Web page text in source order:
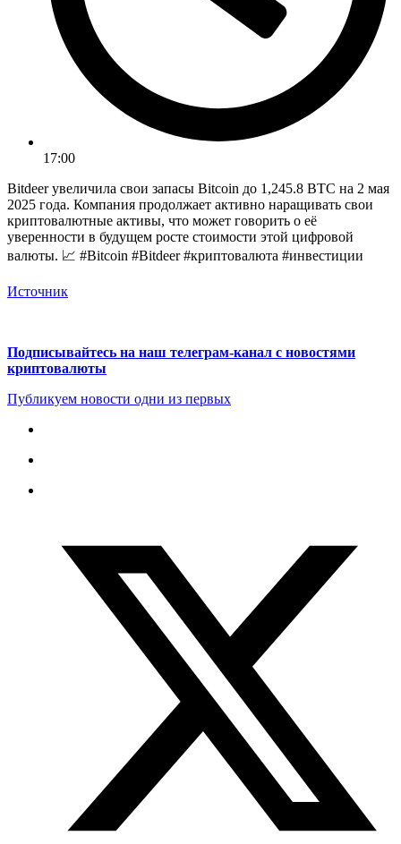
17:00
Bitdeer увеличила свои запасы Bitcoin до 1,245.8 BTC на 2 мая
2025 года. Компания продолжает активно наращивать свои
криптовалютные активы, что может говорить о её
уверенности в будущем росте стоимости этой цифровой
валюты. 📈 #Bitcoin #Bitdeer #криптовалюта #инвестиции
Источник
Подписывайтесь на наш телеграм-канал с новостями
криптовалюты
Публикуем новости одни из первых